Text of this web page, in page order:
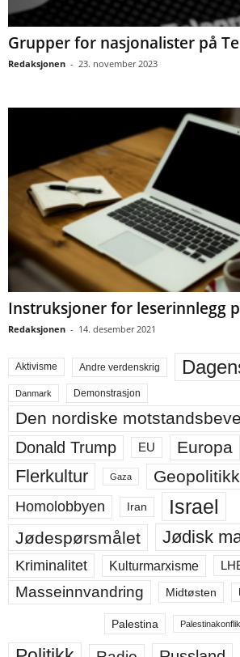
Grupper for nasjonalister på
Redaksjonen - 23. november 2023
Instruksjoner for leserinnlegg
Redaksjonen - 14. desember 2021
Aktivisme Andre verdenskrig
Danmark Demonstrasjon
Den nordiske
Donald Trump EU Europa
Flerkultur Gaza Geopolitikk
Homolobbyen Iran Israel
Jødespørsmålet Jødisk
Kriminalitet Kulturmarxisme
Masseinnvandring Midtøsten
Palestina